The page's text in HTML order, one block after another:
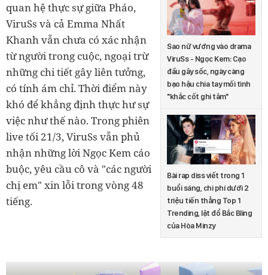
Sao nữ vướng vào drama
ViruSs - Ngọc Kem: Cạo
đầu gây sốc, ngày càng
bạo hậu chia tay mối tình
"khắc cốt ghi tâm"
Bài rap diss viết trong 1
buổi sáng, chi phí dưới 2
triệu tiến thẳng Top 1
Trending, lật đổ Bắc Bling
của Hòa Minzy
quan hệ thực sự giữa Pháo,
ViruSs và cả Emma Nhất
Khanh vẫn chưa có xác nhận
từ người trong cuộc, ngoại trừ
những chi tiết gây liên tưởng,
có tính ám chỉ. Thời điểm này
khó để khẳng định thực hư sự
việc như thế nào. Trong phiên
live tối 21/3, ViruSs vẫn phủ
nhận những lời Ngọc Kem cáo
buộc, yêu cầu cô và "các người
chị em" xin lỗi trong vòng 48
tiếng.